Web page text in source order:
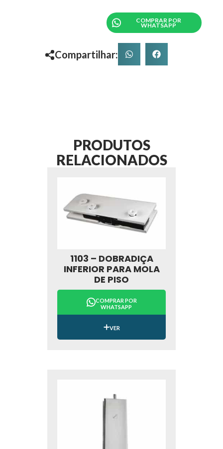
COMPRAR POR
WHATSAPP
Compartilhar:
PRODUTOS
RELACIONADOS
1103 – DOBRADIÇA
INFERIOR PARA MOLA
DE PISO
COMPRAR POR
WHATSAPP
VER